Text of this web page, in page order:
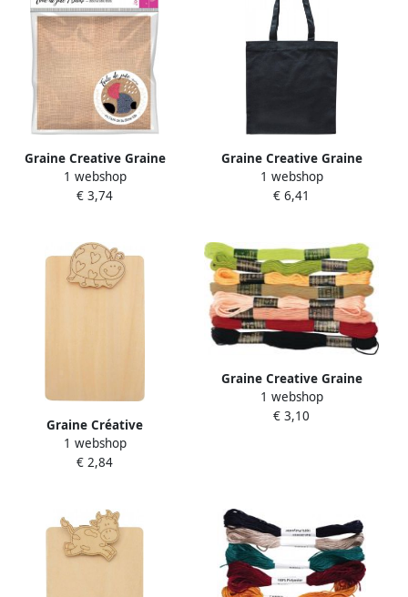
Graine Creative Graine
CrÃ©ative Jute stof ft 350 x
350 mm
1 webshop
€ 3,74
Graine Creative Graine
CrÃ©ative
Boodschappentas zwart ft
1 webshop
€ 6,41
Graine Créative
Memoblokhouder
lieveheersbeestje
1 webshop
€ 2,84
Graine Creative Graine
CrÃ©ative Polyesterdraad 7
m 8 kleuren herfst
1 webshop
€ 3,10